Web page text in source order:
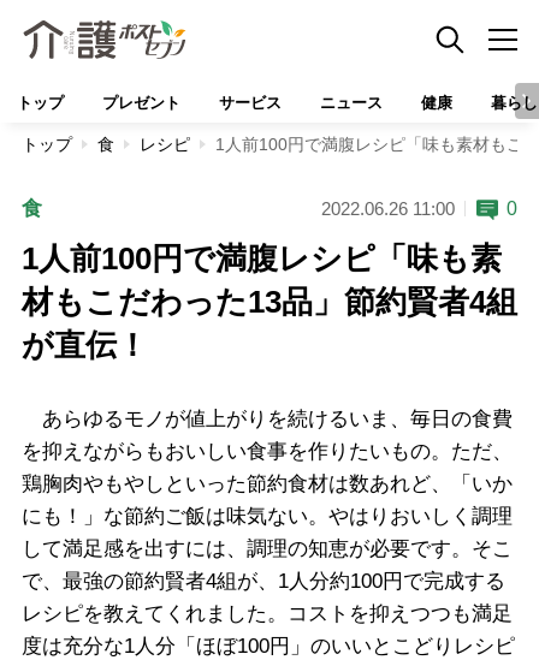
トップ プレゼント サービス ニュース 健康 暮らし
トップ 食 レシピ 1人前100円で満腹レシピ「味も素材もこ
食 2022.06.26 11:00 0
1人前100円で満腹レシピ「味も素
材もこだわった13品」節約賢者4組
が直伝！
あらゆるモノが値上がりを続けるいま、毎日の食費
を抑えながらもおいしい食事を作りたいもの。ただ、
鶏胸肉やもやしといった節約食材は数あれど、「いか
にも！」な節約ご飯は味気ない。やはりおいしく調理
して満足感を出すには、調理の知恵が必要です。そこ
で、最強の節約賢者4組が、1人分約100円で完成する
レシピを教えてくれました。コストを抑えつつも満足
度は充分な1人分「ほぼ100円」のいいとこどりレシピ